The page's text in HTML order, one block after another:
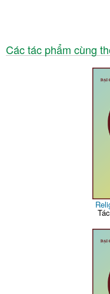
Các tác phẩm cùng